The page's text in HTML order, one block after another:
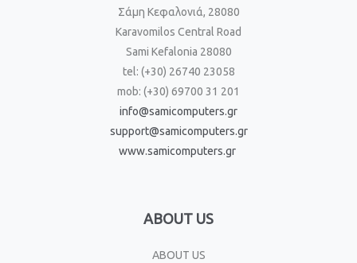
Σάμη Κεφαλονιά, 28080
Karavomilos Central Road
Sami Kefalonia 28080
tel: (+30) 26740 23058
mob: (+30) 69700 31 201
info@samicomputers.gr
support@samicomputers.gr
www.samicomputers.gr
ABOUT US
ABOUT US